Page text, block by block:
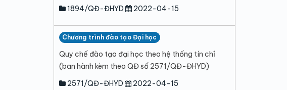
1894/QĐ-ĐHYD
2022-04-15
Chương trình đào tạo Đại học
Quy chế đào tạo đại học theo hệ thống tín chỉ
(ban hành kèm theo QĐ số 2571/QĐ-ĐHYD)
2571/QĐ-ĐHYD
2022-04-15